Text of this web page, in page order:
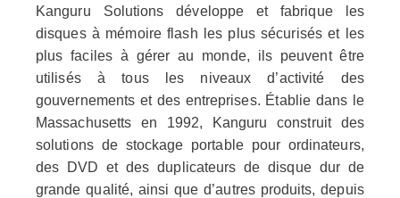
Kanguru Solutions développe et fabrique les
disques à mémoire flash les plus sécurisés et les
plus faciles à gérer au monde, ils peuvent être
utilisés à tous les niveaux d’activité des
gouvernements et des entreprises. Établie dans le
Massachusetts en 1992, Kanguru construit des
solutions de stockage portable pour ordinateurs,
des DVD et des duplicateurs de disque dur de
grande qualité, ainsi que d’autres produits, depuis